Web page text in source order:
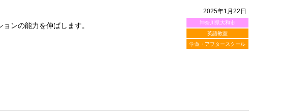
2025年1月22日
神奈川県大和市
英語教室
学童・アフタースクール
ンの能力を伸ばします。